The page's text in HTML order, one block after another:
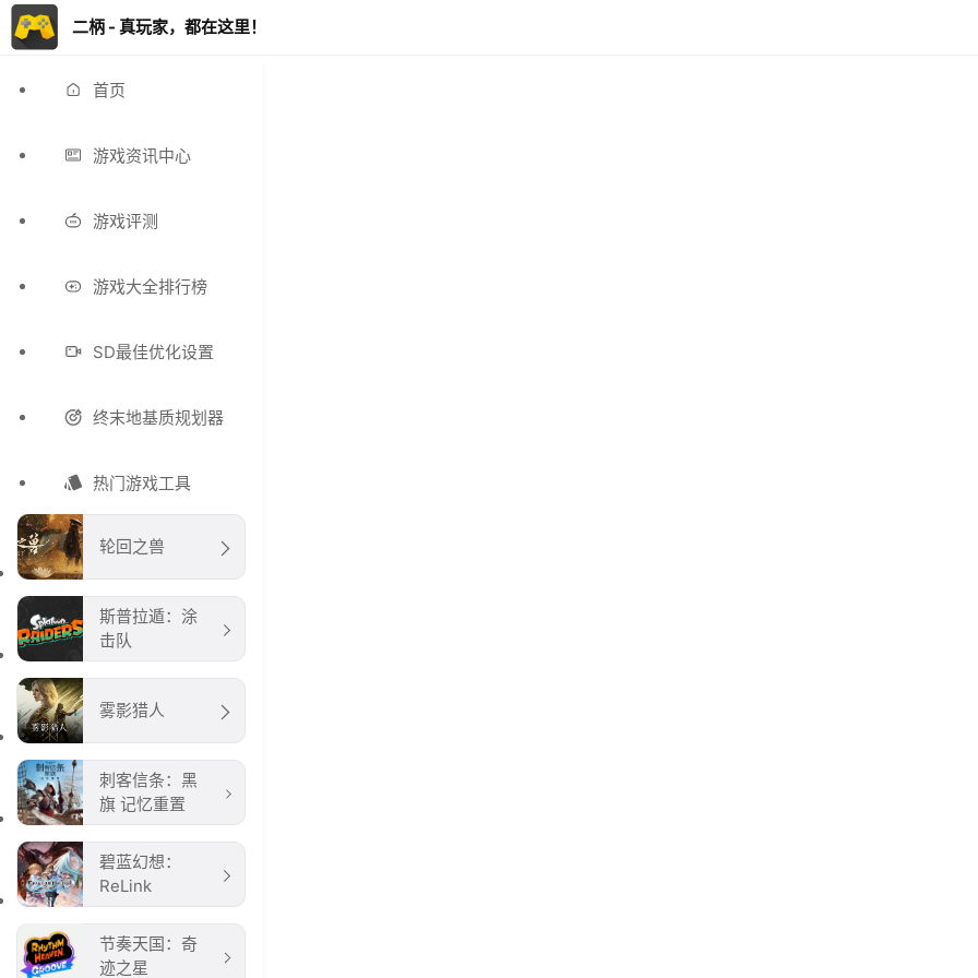
二柄 - 真玩家，都在这里！
首页
游戏资讯中心
游戏评测
游戏大全排行榜
SD最佳优化设置
终末地基质规划器
热门游戏工具
轮回之兽
斯普拉遁：涂
击队
雾影猎人
刺客信条：黑
旗 记忆重置
碧蓝幻想：
ReLink
节奏天国：奇
迹之星